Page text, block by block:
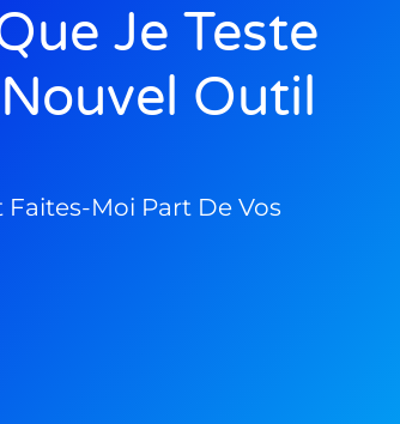
Je Teste
Outil
Moi Part De Vos